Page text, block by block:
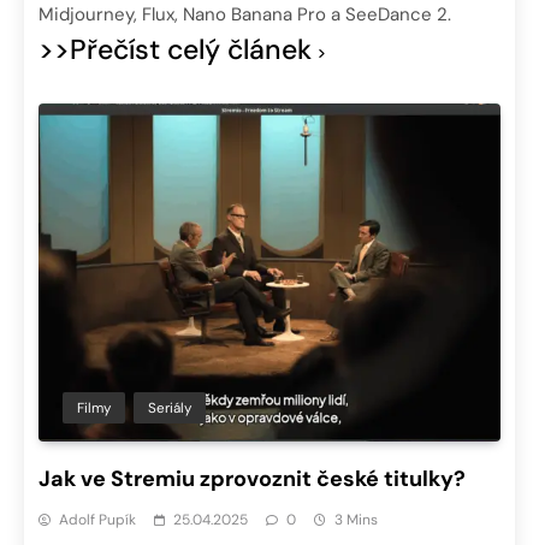
Midjourney, Flux, Nano Banana Pro a SeeDance 2.
>>Přečíst celý článek
Filmy Seriály
Jak ve Stremiu zprovoznit české titulky?
Adolf Pupík 25.04.2025 0 3 Mins